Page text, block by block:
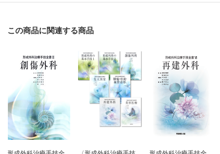
手技
血行形態／適応／合併症
症例1／症例2
第7章 穿通枝皮弁・中隔皮弁
1．前腕皮弁
血行形態／適応
I 遊離前腕皮弁
II 有茎前腕皮弁
症例1／症例2
2．前外側大腿皮弁
血行形態／適応
手技
第5章 皮弁：軸走型皮弁・筋膜皮弁
血行形態／適応
I 頭皮皮弁
II 浅側頭筋膜弁
症例
2．前額皮弁
血行形態／適応
手技
症例
3．DP皮弁
血行形態／適応
この商品に関連する商品